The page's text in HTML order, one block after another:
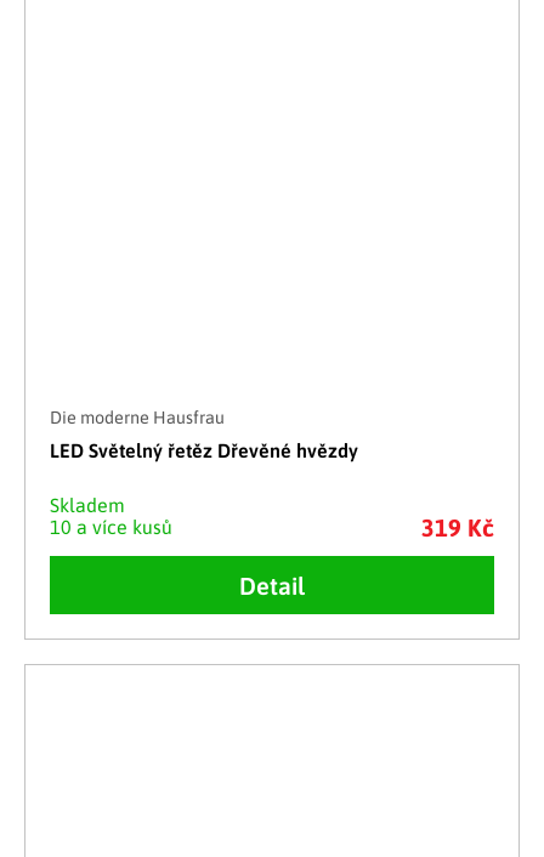
Die moderne Hausfrau
LED Světelný řetěz Dřevěné hvězdy
Skladem
10 a více kusů
319 Kč
Detail